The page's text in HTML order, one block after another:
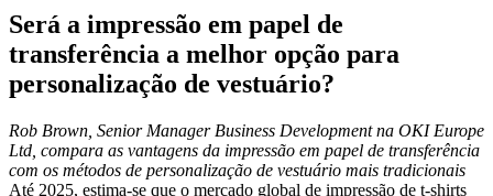
Será a impressão em papel de
transferência a melhor opção para
personalização de vestuário?
Rob Brown, Senior Manager Business Development na OKI Europe
Ltd, compara as vantagens da impressão em papel de transferência
com os métodos de personalização de vestuário mais tradicionais
Até 2025, estima-se que o mercado global de impressão de t-shirts